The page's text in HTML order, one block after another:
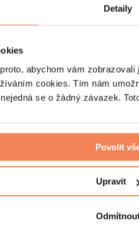
Detaily
abychom vám
cookies. Tím nám
se o žádný závazek.
Povolit
Upravit